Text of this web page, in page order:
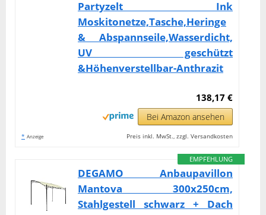
Partyzelt Ink
Moskitonetze,Tasche,Heringe
& Abspannseile,Wasserdicht,
UV geschützt
&Höhenverstellbar-Anthrazit
138,17 €
Bei Amazon ansehen
* Anzeige Preis inkl. MwSt., zzgl. Versandkosten
EMPFEHLUNG
DEGAMO Anbaupavillon
Mantova 300x250cm,
Stahlgestell schwarz + Dach